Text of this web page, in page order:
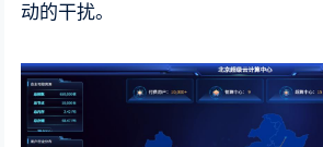
动的干扰。